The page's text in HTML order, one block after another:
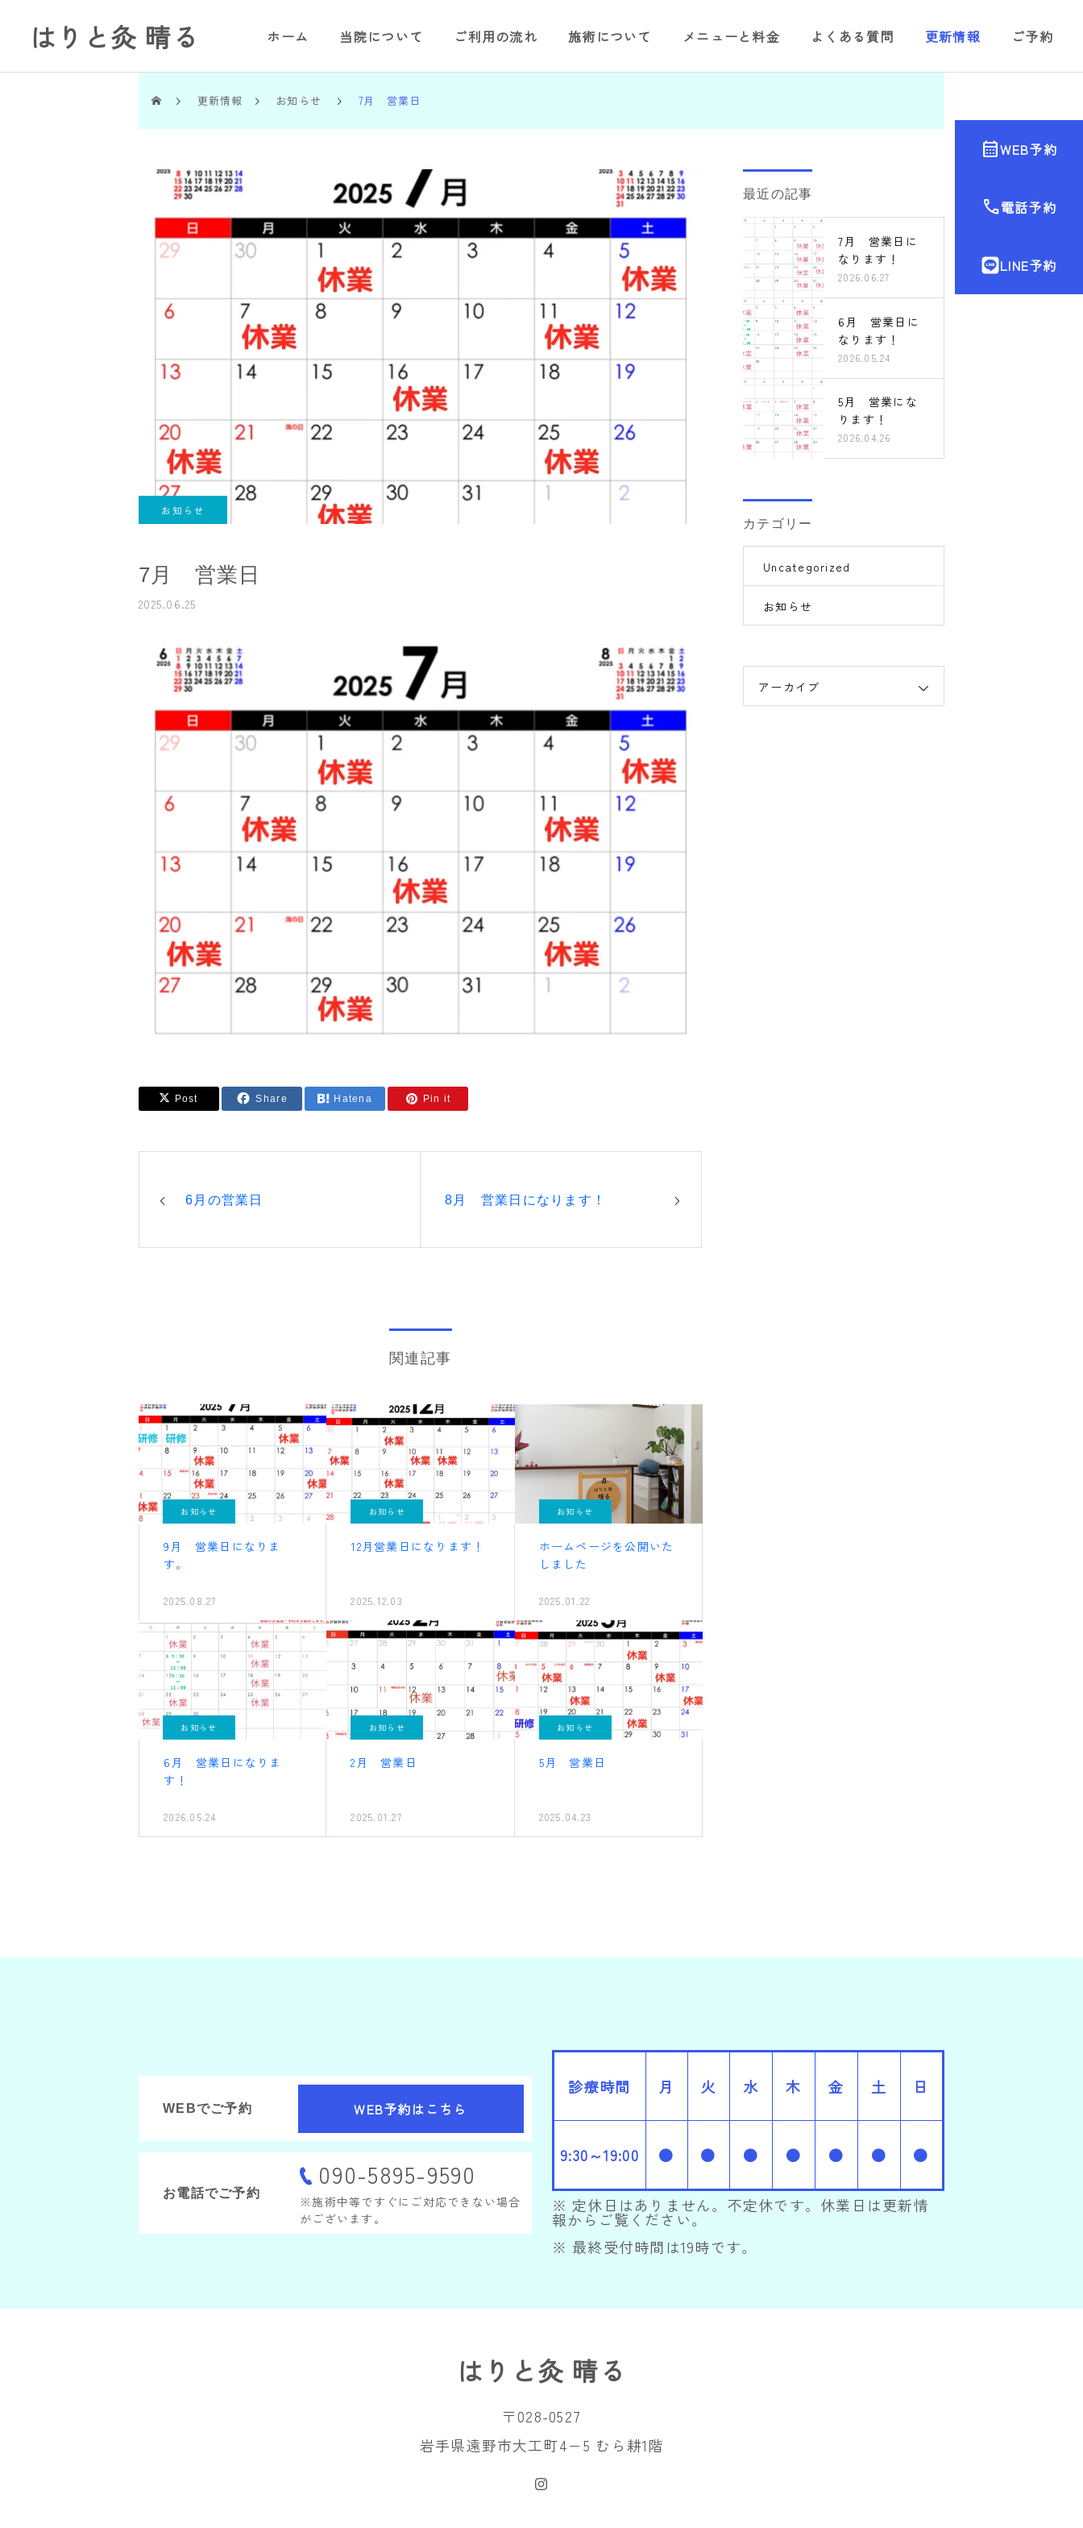
はりと灸 晴る ホーム 当院について ご利用の流れ 施術について メニューと料金 よくある質問 更新情報 ご予約
更新情報 お知らせ 7月 営業日
お知らせ
7月 営業日
2025.06.25
Post Share Hatena Pin it
6月の営業日 8月 営業日になります！
関連記事
お知らせ
9月 営業日になりま
す。
2025.08.27
お知らせ
12月営業日になります！
2025.12.03
お知らせ
ホームページを公開いた
しました
2025.01.22
お知らせ
6月 営業日になりま
す！
2026.05.24
お知らせ
2月 営業日
2025.01.27
お知らせ
5月 営業日
2025.04.23
最近の記事
7月 営業日に
なります！
2026.06.27
6月 営業日に
なります！
2026.05.24
5月 営業にな
ります！
2026.04.26
カテゴリー
Uncategorized
お知らせ
アーカイブ
WEBでご予約 WEB予約はこちら
お電話でご予約
090-5895-9590
※施術中等ですぐにご対応できない場合
がございます。
診療時間 月 火 水 木 金 土 日
9:30～19:00 ● ● ● ● ● ● ●
はりと灸 晴る
〒028-0527
岩手県遠野市大工町4−5 むら耕1階
calendar_monthWEB予約
call電話予約
LINE予約